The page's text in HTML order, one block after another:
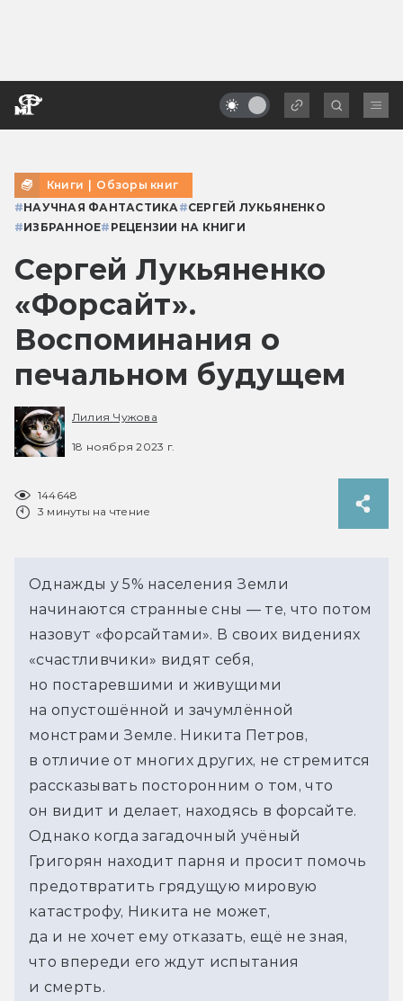
Книги | Обзоры книг
#НАУЧНАЯ ФАНТАСТИКА #СЕРГЕЙ ЛУКЬЯНЕНКО
#ИЗБРАННОЕ# РЕЦЕНЗИИ НА КНИГИ
Сергей Лукьяненко
«Форсайт».
Воспоминания о
печальном будущем
Лилия Чужова
18 ноября 2023 г.
144648
3 минуты на чтение
Однажды у 5% населения Земли
начинаются странные сны — те, что потом
назовут «форсайтами». В своих видениях
«счастливчики» видят себя,
но постаревшими и живущими
на опустошённой и зачумлённой
монстрами Земле. Никита Петров,
в отличие от многих других, не стремится
рассказывать посторонним о том, что
он видит и делает, находясь в форсайте.
Однако когда загадочный учёный
Григорян находит парня и просит помочь
предотвратить грядущую мировую
катастрофу, Никита не может,
да и не хочет ему отказать, ещё не зная,
что впереди его ждут испытания
и смерть.